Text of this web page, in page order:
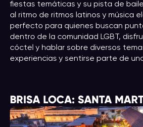
fiestas temáticas y su pista de
al ritmo de ritmos latinos y música
perfecto para quienes buscan
dentro de la comunidad LGBT,
cóctel y hablar sobre diversos
experiencias y sentirse parte de
BRISA LOCA: SANTA